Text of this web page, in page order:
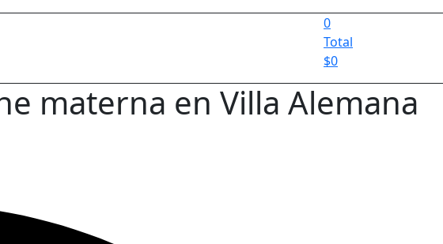
0
Total
$0
materna en Villa Alemana